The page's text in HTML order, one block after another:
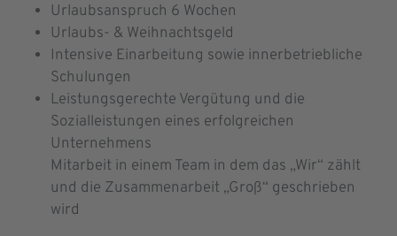
Urlaubsanspruch 6 Wochen
Urlaubs- & Weihnachtsgeld
Intensive Einarbeitung sowie innerbetriebliche
Schulungen
Leistungsgerechte Vergütung und die
Sozialleistungen eines erfolgreichen
Unternehmens
Mitarbeit in einem Team in dem das „Wir“ zählt
und die Zusammenarbeit „Groß“ geschrieben
wird